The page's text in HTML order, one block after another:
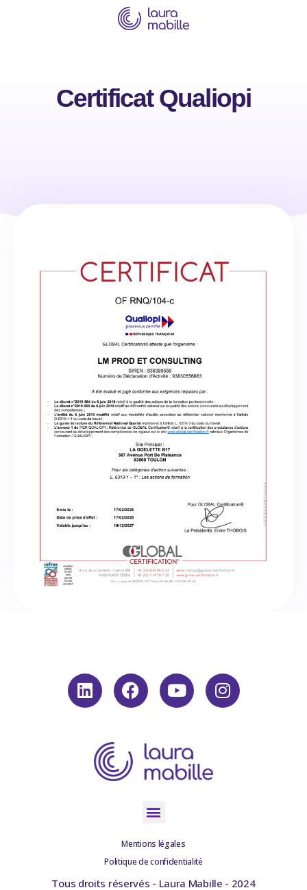
Certificat Qualiopi
Mentions légales
Politique de confidentialité
Tous droits réservés - Laura Mabille - 2024